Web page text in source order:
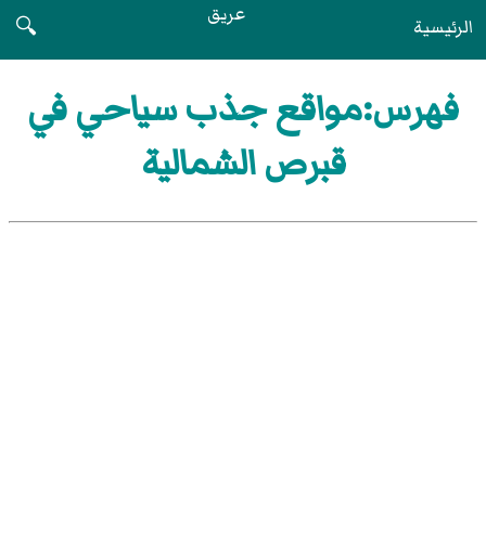
الرئيسية عريق
🔍
فهرس:مواقع جذب سياحي في
قبرص الشمالية